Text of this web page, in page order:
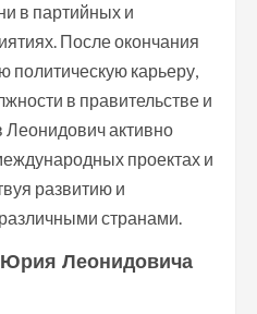
в партийных и
После окончания
политическую карьеру,
в правительстве и
активно
проектах и
развитию и
странами.
Леонидовича